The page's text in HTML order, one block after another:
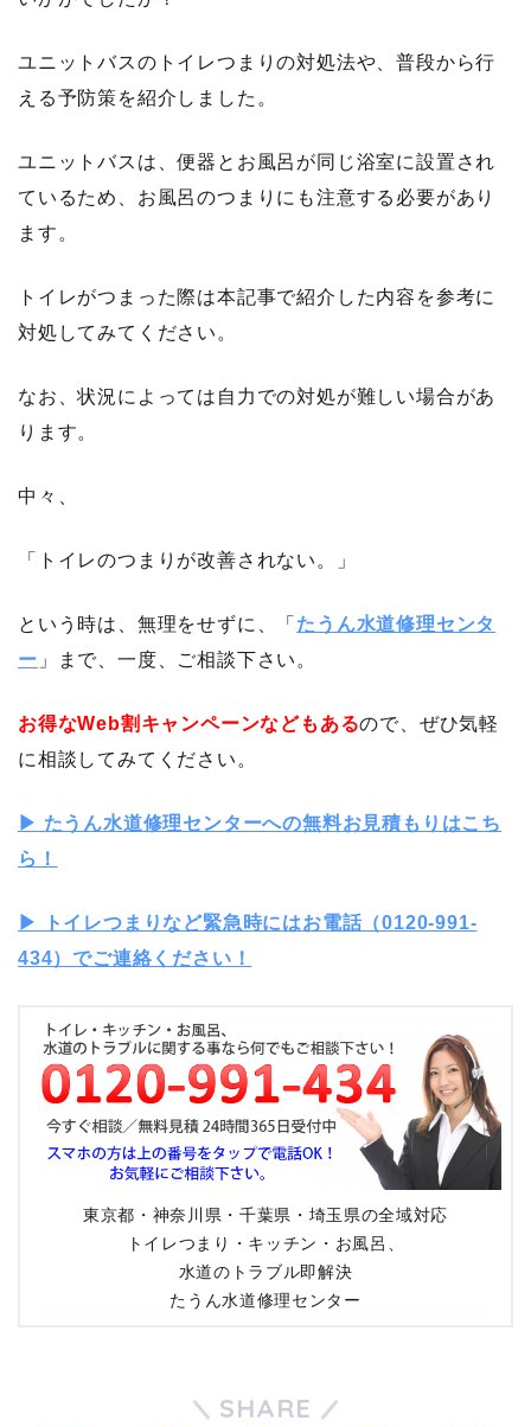
ユニットバスのトイレつまりの対処法や、普段から行
える予防策を紹介しました。
ユニットバスは、便器とお風呂が同じ浴室に設置され
ているため、お風呂のつまりにも注意する必要があり
ます。
トイレがつまった際は本記事で紹介した内容を参考に
対処してみてください。
なお、状況によっては自力での対処が難しい場合があ
ります。
中々、
「トイレのつまりが改善されない。」
という時は、無理をせずに、「 たうん水道修理センタ
ー 」まで、一度、ご相談下さい。
お得なWeb割キャンペーンなどもあるので、ぜひ気軽
に相談してみてください。
▶︎ たうん水道修理センターへの無料お見積もりはこち
ら！
▶︎ トイレつまりなど緊急時にはお電話（0120-991-
434）でご連絡ください！
東京都・神奈川県・千葉県・埼玉県の全域対応
トイレつまり・キッチン・お風呂、
水道のトラブル即解決
たうん水道修理センター
SHARE